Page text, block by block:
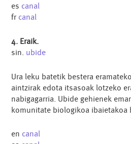
es canal
fr canal
4. Eraik.
sin. ubide
Ura leku batetik bestera
aintzirak edota itsasoak lotzeko
nabigagarria. Ubide gehienek
komunitate biologikoa ibaietakoa
en canal